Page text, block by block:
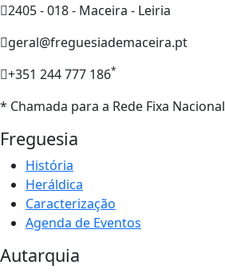
2405 - 018 - Maceira - Leiria
geral@freguesiademaceira.pt
+351 244 777 186*
* Chamada para a Rede Fixa Nacional
Freguesia
História
Heráldica
Caracterização
Agenda de Eventos
Autarquia